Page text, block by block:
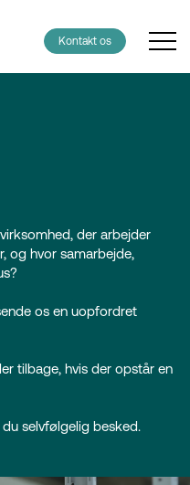
Kontakt os
der arbejder
og hvor samarbejde,
os en uopfordret
tilbage, hvis der opstår en
selvfølgelig besked.